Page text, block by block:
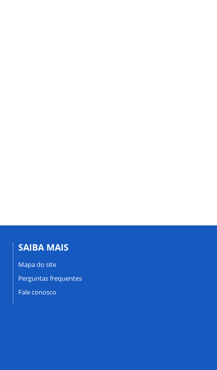
SAIBA MAIS
Mapa do site
Perguntas frequentes
Fale conosco